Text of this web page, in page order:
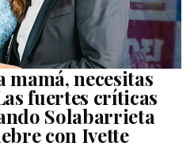
mamá, necesitas
fuertes críticas
Solabarrieta
con Ivette